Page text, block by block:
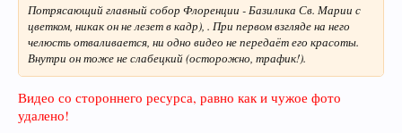
Потрясающий главный собор Флоренции - Базилика Св. Марии с
цветком, никак он не лезет в кадр), . При первом взгляде на него
челюсть отваливается, ни одно видео не передаёт его красоты.
Внутри он тоже не слабецкий (осторожно, трафик!).
Видео со стороннего ресурса, равно как и чужое фото
удалено!